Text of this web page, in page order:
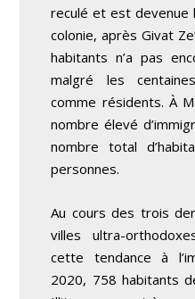
reculé et est devenue
colonie, après Givat
habitants n’a pas
malgré les
comme résidents. À
nombre élevé
nombre total
personnes.
Au cours des trois
villes ultra-
cette tendance à
2020, 758 habitants